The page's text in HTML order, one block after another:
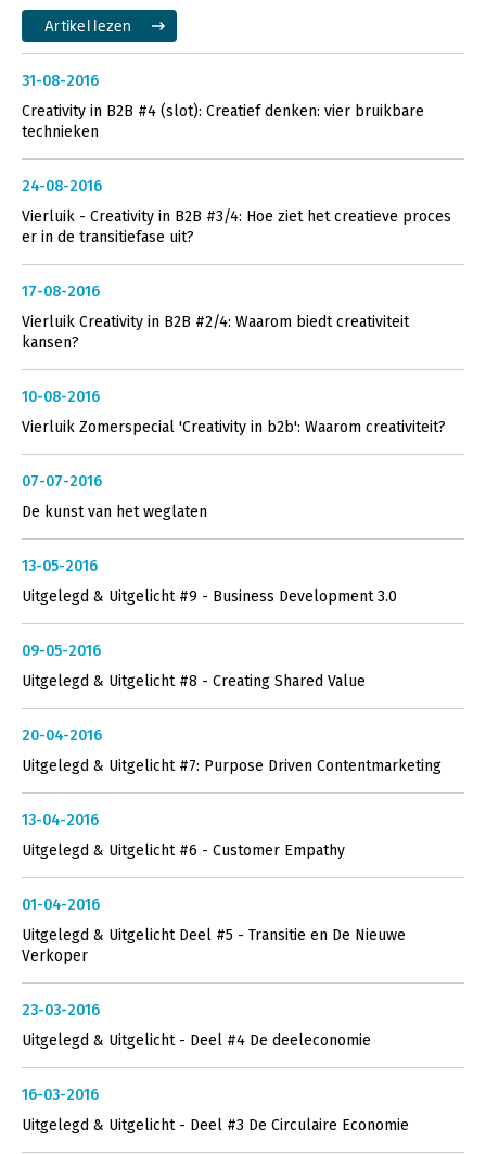
Artikel lezen
31-08-2016
Creativity in B2B #4 (slot): Creatief denken: vier bruikbare
technieken
24-08-2016
Vierluik - Creativity in B2B #3/4: Hoe ziet het creatieve proces
er in de transitiefase uit?
17-08-2016
Vierluik Creativity in B2B #2/4: Waarom biedt creativiteit
kansen?
10-08-2016
Vierluik Zomerspecial 'Creativity in b2b': Waarom creativiteit?
07-07-2016
De kunst van het weglaten
13-05-2016
Uitgelegd & Uitgelicht #9 - Business Development 3.0
09-05-2016
Uitgelegd & Uitgelicht #8 - Creating Shared Value
20-04-2016
Uitgelegd & Uitgelicht #7: Purpose Driven Contentmarketing
13-04-2016
Uitgelegd & Uitgelicht #6 - Customer Empathy
01-04-2016
Uitgelegd & Uitgelicht Deel #5 - Transitie en De Nieuwe
Verkoper
23-03-2016
Uitgelegd & Uitgelicht - Deel #4 De deeleconomie
16-03-2016
Uitgelegd & Uitgelicht - Deel #3 De Circulaire Economie